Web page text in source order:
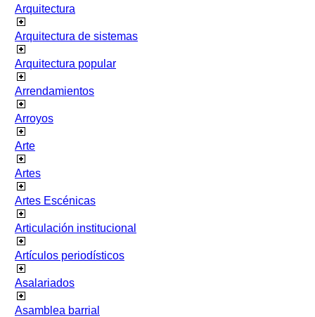
Arquitectura
Arquitectura de sistemas
Arquitectura popular
Arrendamientos
Arroyos
Arte
Artes
Artes Escénicas
Articulación institucional
Artículos periodísticos
Asalariados
Asamblea barrial